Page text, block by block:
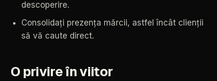
descoperire.
Consolidați prezența mărcii, astfel încât clienții
să vă caute direct.
O privireînviitor